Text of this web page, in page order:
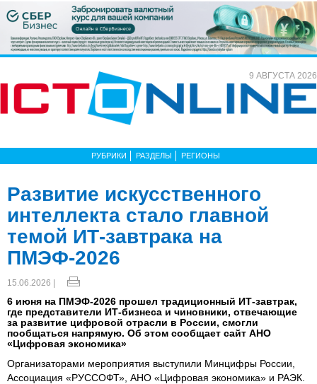
9 АВГУСТА 2026
РУБРИКИ РАЗДЕЛЫ РЕГИОНЫ
Развитие искусственного
интеллекта стало главной
темой ИТ-завтрака на
ПМЭФ-2026
15.06.2026 |
6 июня на ПМЭФ-2026 прошел традиционный ИТ-завтрак,
где представители ИТ-бизнеса и чиновники, отвечающие
за развитие цифровой отрасли в России, смогли
пообщаться напрямую. Об этом сообщает сайт АНО
«Цифровая экономика»
Организаторами мероприятия выступили Минцифры России,
Ассоциация «РУССОФТ», АНО «Цифровая экономика» и РАЭК.